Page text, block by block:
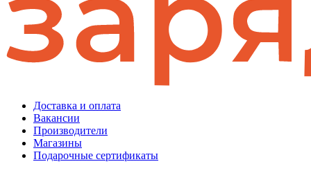
Доставка и оплата
Вакансии
Производители
Магазины
Подарочные сертификаты